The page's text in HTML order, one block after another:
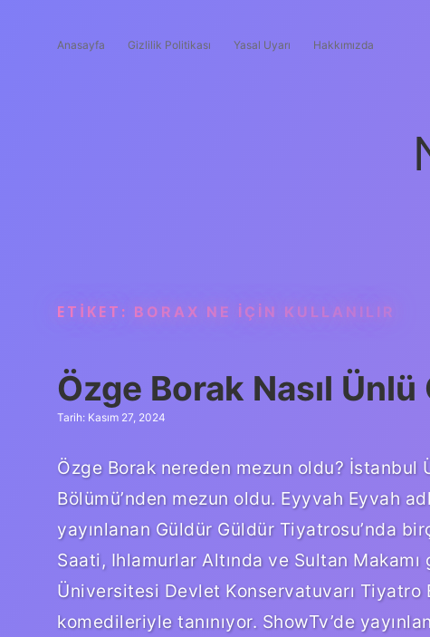
Anasayfa Gizlilik Politikası Yasal Uyarı Hakkımızda
ETIKET: BORAX NE IÇIN KULLANILIR
Özge Borak Nasıl Ünlü
Tarih: Kasım 27, 2024
Özge Borak nereden mezun oldu?
Bölümü’nden mezun oldu. Eyyvah Eyvah
yayınlanan Güldür Güldür Tiyatrosu’nda
Saati, Ihlamurlar Altında ve Sultan
Üniversitesi Devlet Konservatuvarı Tiyatro
komedileriyle tanınıyor. ShowTv’de